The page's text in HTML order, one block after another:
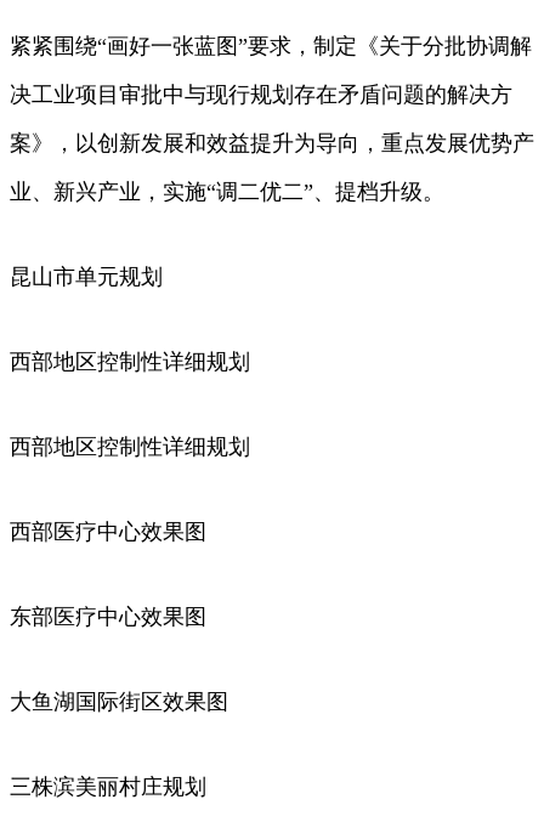
紧紧围绕“画好一张蓝图”要求，制定《关于分批协调解
决工业项目审批中与现行规划存在矛盾问题的解决方
案》，以创新发展和效益提升为导向，重点发展优势产
业、新兴产业，实施“调二优二”、提档升级。
昆山市单元规划
西部地区控制性详细规划
西部地区控制性详细规划
西部医疗中心效果图
东部医疗中心效果图
大鱼湖国际街区效果图
三株滨美丽村庄规划